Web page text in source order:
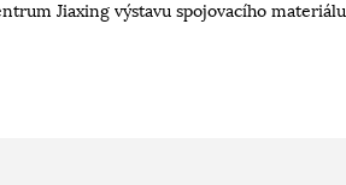
Jiaxing výstavu spojovacího materiálu